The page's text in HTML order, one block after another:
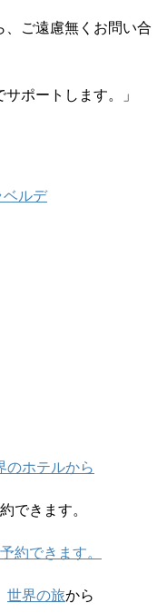
、ご遠慮無くお問い合
ポートします。」
のホテルから
できます。
約できます。
世界の旅から